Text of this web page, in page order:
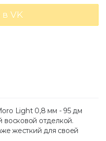
в VK
Light 0,8 мм - 95 дм
восковой отделкой.
жесткий для своей